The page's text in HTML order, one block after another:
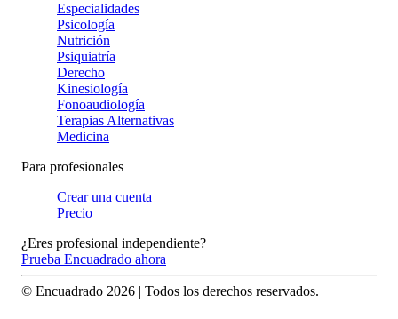
Especialidades
Psicología
Nutrición
Psiquiatría
Derecho
Kinesiología
Fonoaudiología
Terapias Alternativas
Medicina
Para profesionales
Crear una cuenta
Precio
¿Eres profesional independiente?
Prueba Encuadrado ahora
© Encuadrado 2026 | Todos los derechos reservados.